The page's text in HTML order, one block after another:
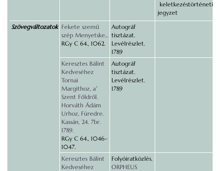
keletkezéstörténeti
jegyzet
Szövegváltozatok Fekete szemű
szép Menyetske...
RGy C 64., 1062.
Autográf
tisztázat.
Levélrészlet.
1789
Keresztes Bálint
Kedveséhez
Tornai
Margithoz, aʼ
Szent Főldről.
Horváth Ádám
Urhoz, Füredre.
Kassán, 24. 7br.
1789.
RGy C 64., 1046–
1047.
Autográf
tisztázat.
Levélrészlet.
1789
Keresztes Bálint
Kedveséhez
Folyóiratközlés.
ORPHEUS